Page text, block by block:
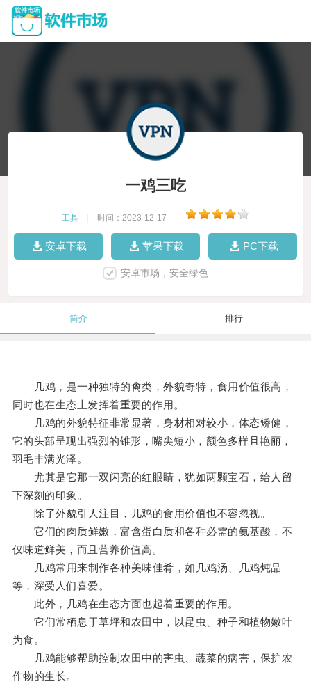
一鸡三吃
工具 时间：2023-12-17
安卓下载 苹果下载 PC下载
安卓市场，安全绿色
简介 排行
几鸡，是一种独特的禽类，外貌奇特，食用价值很高，
同时也在生态上发挥着重要的作用。
几鸡的外貌特征非常显著，身材相对较小，体态矫健，
它的头部呈现出强烈的锥形，嘴尖短小，颜色多样且艳丽，
羽毛丰满光泽。
尤其是它那一双闪亮的红眼睛，犹如两颗宝石，给人留
下深刻的印象。
除了外貌引人注目，几鸡的食用价值也不容忽视。
它们的肉质鲜嫩，富含蛋白质和各种必需的氨基酸，不
仅味道鲜美，而且营养价值高。
几鸡常用来制作各种美味佳肴，如几鸡汤、几鸡炖品
等，深受人们喜爱。
此外，几鸡在生态方面也起着重要的作用。
它们常栖息于草坪和农田中，以昆虫、种子和植物嫩叶
为食。
几鸡能够帮助控制农田中的害虫、蔬菜的病害，保护农
作物的生长。